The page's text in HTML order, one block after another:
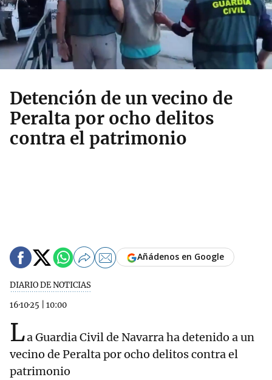
Detención de un vecino de
Peralta por ocho delitos
contra el patrimonio
DIARIO DE NOTICIAS
16·10·25
10:00
Añádenos en Google
La Guardia Civil de Navarra ha detenido a un
vecino de Peralta por ocho delitos contra el
patrimonio